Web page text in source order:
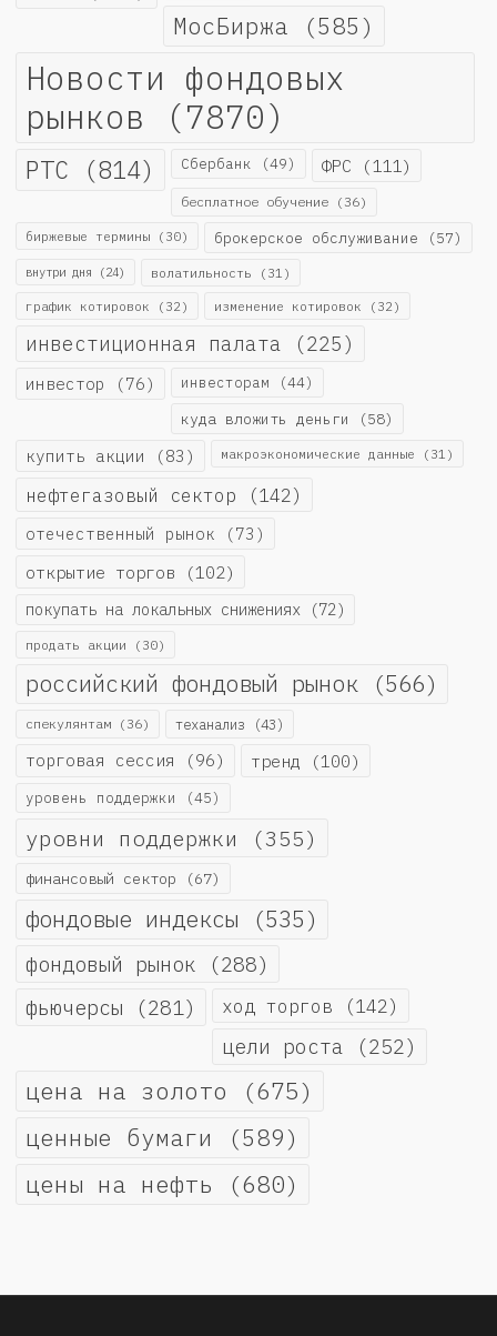
МосБиржа (585)
Новости фондовых
рынков (7870)
РТС (814) Сбербанк (49) ФРС (111)
бесплатное обучение (36)
биржевые термины (30) брокерское обслуживание (57)
внутри дня (24) волатильность (31)
график котировок (32) изменение котировок (32)
инвестиционная палата (225)
инвестор (76) инвесторам (44)
куда вложить деньги (58)
купить акции (83) макроэкономические данные (31)
нефтегазовый сектор (142)
отечественный рынок (73)
открытие торгов (102)
покупать на локальных снижениях (72)
продать акции (30)
российский фондовый рынок (566)
спекулянтам (36) теханализ (43)
торговая сессия (96) тренд (100)
уровень поддержки (45)
уровни поддержки (355)
финансовый сектор (67)
фондовые индексы (535)
фондовый рынок (288)
фьючерсы (281) ход торгов (142)
цели роста (252)
цена на золото (675)
ценные бумаги (589)
цены на нефть (680)